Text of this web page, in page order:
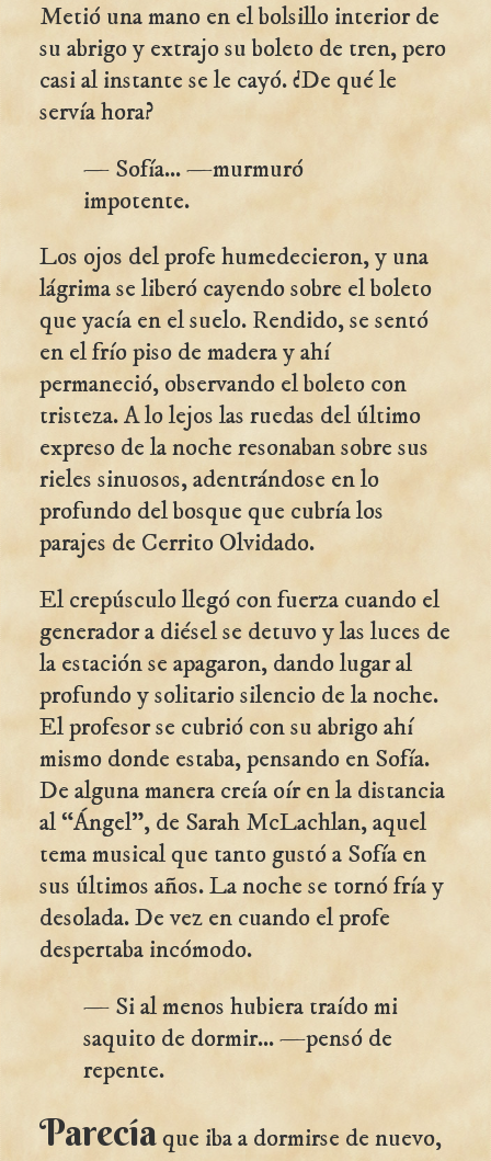
Metió una mano en el bolsillo interior de
su abrigo y extrajo su boleto de tren, pero
casi al instante se le cayó. ¿De qué le
servía hora?
— Sofía... —murmuró
impotente.
Los ojos del profe humedecieron, y una
lágrima se liberó cayendo sobre el boleto
que yacía en el suelo. Rendido, se sentó
en el frío piso de madera y ahí
permaneció, observando el boleto con
tristeza. A lo lejos las ruedas del último
expreso de la noche resonaban sobre sus
rieles sinuosos, adentrándose en lo
profundo del bosque que cubría los
parajes de Cerrito Olvidado.
El crepúsculo llegó con fuerza cuando el
generador a diésel se detuvo y las luces de
la estación se apagaron, dando lugar al
profundo y solitario silencio de la noche.
El profesor se cubrió con su abrigo ahí
mismo donde estaba, pensando en Sofía.
De alguna manera creía oír en la distancia
al “Ángel", de Sarah McLachlan, aquel
tema musical que tanto gustó a Sofía en
sus últimos años. La noche se tornó fría y
desolada. De vez en cuando el profe
despertaba incómodo.
— Si al menos hubiera traído mi
saquito de dormir... —pensó de
repente.
Parecíaque iba a dormirse de nuevo,